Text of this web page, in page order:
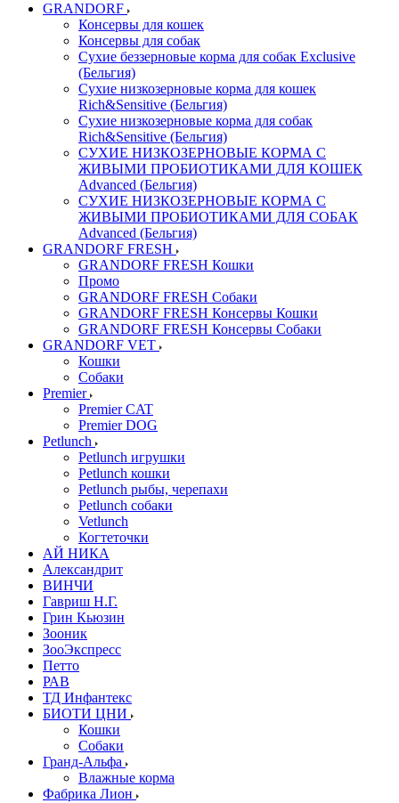
GRANDORF
Консервы для кошек
Консервы для собак
Сухие беззерновые корма для собак Exclusive
(Бельгия)
Сухие низкозерновые корма для кошек
Rich&Sensitive (Бельгия)
Сухие низкозерновые корма для собак
Rich&Sensitive (Бельгия)
СУХИЕ НИЗКОЗЕРНОВЫЕ КОРМА С
ЖИВЫМИ ПРОБИОТИКАМИ ДЛЯ КОШЕК
Advanced (Бельгия)
СУХИЕ НИЗКОЗЕРНОВЫЕ КОРМА С
ЖИВЫМИ ПРОБИОТИКАМИ ДЛЯ СОБАК
Advanced (Бельгия)
GRANDORF FRESH
GRANDORF FRESH Кошки
Промо
GRANDORF FRESH Собаки
GRANDORF FRESH Консервы Кошки
GRANDORF FRESH Консервы Собаки
GRANDORF VET
Кошки
Собаки
Premier
Premier CAT
Premier DOG
Petlunch
Petlunch игрушки
Petlunch кошки
Petlunch рыбы, черепахи
Petlunch собаки
Vetlunch
Когтеточки
АЙ НИКА
Александрит
ВИНЧИ
Гавриш Н.Г.
Грин Кьюзин
Зооник
ЗооЭкспресс
Петто
РАВ
ТД Инфантекс
БИОТИ ЦНИ
Кошки
Собаки
Гранд-Альфа
Влажные корма
Фабрика Лион